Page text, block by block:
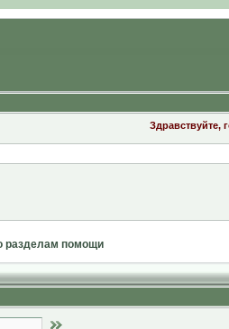
Здравствуйте,
разделам помощи